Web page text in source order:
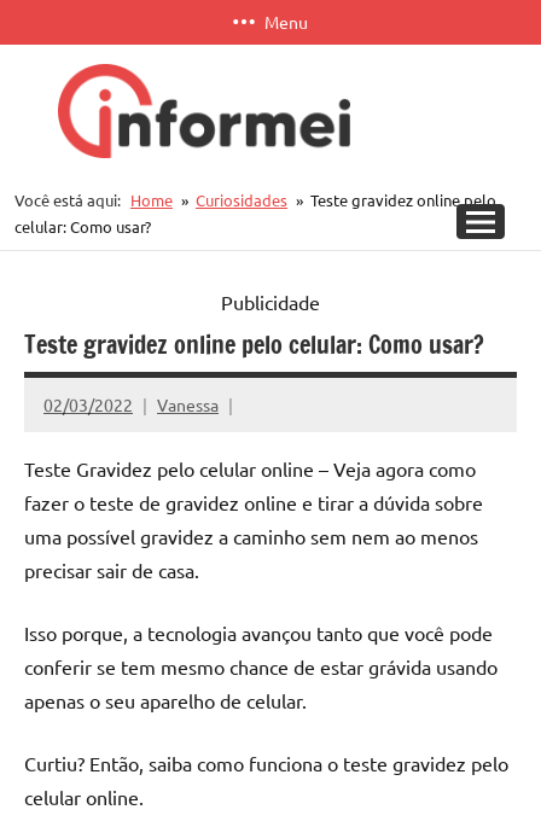
para
conteúdo
Menu
Você está aqui: Home Curiosidades
Teste gravidez online pelo
celular: Como usar?
Publicidade
Teste gravidez online pelo celular: Como usar?
02/03/2022 Vanessa
Teste Gravidez pelo celular online – Veja agora como
fazer o teste de gravidez online e tirar a dúvida sobre
uma possível gravidez a caminho sem nem ao menos
precisar sair de casa.
Isso porque, a tecnologia avançou tanto que você pode
conferir se tem mesmo chance de estar grávida usando
apenas o seu aparelho de celular.
Curtiu? Então, saiba como funciona o teste gravidez pelo
celular online.